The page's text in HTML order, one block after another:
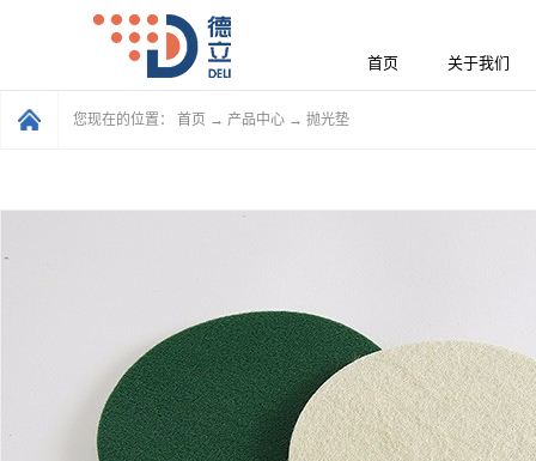
首页 关于我们
您现在的位置： 首页 → 产品中心 → 抛光垫